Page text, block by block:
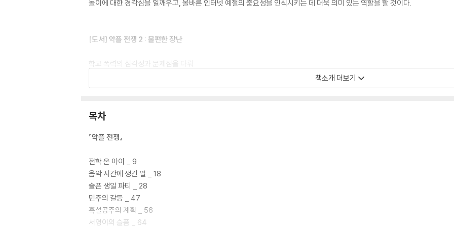
놀이에 대한 경각심을 일깨우고, 올바른 인터넷 예절의 중요성을 인식시키는 데 더욱 의미 있는 역할을 할 것이다.
[도서] 악플 전쟁 2 : 불편한 장난
학교 폭력의 심각성과 문제점을 다뤄
『악플 전쟁』에서는 사이버 공간에서 벌어지는 언어 폭력의 문제점을 다루어 어린이들이 상대를 존중하고 배려하는 올바른 인터
을 이야기합니다. 『악플 전쟁』에서 느낄 수 있는 아주 특별한 재미와 감동이 『악플 전쟁 2 : 불편한 장난』에도 고스란히 담겨 있어
책소개 더보기
목차
『악플 전쟁』
전학 온 아이 _ 9
음악 시간에 생긴 일 _ 18
슬픈 생일 파티 _ 28
민주의 갈등 _ 47
흑설공주의 계획 _ 56
서영이의 슬픔 _ 64